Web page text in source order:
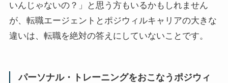
いんじゃないの？」と思う方もいるかもしれません
が、転職エージェントとポジウィルキャリアの大きな
違いは、転職を絶対の答えにしていないことです。
パーソナル・トレーニングをおこなうポジウィ